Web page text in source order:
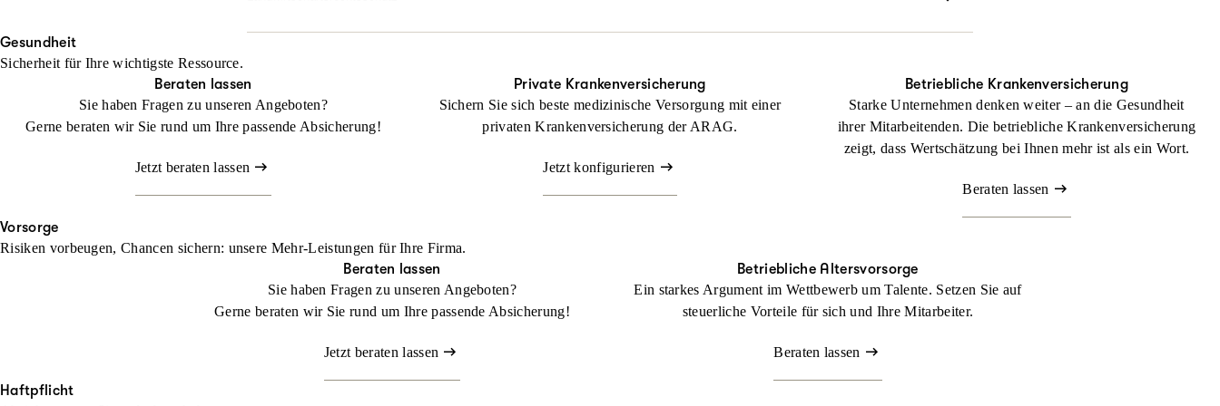
Beraten lassen
Jetzt konfigurieren Beraten lassen
Gesundheit
Sicherheit für Ihre wichtigste Ressource.
Beraten lassen
Sie haben Fragen zu unseren Angeboten?
Gerne beraten wir Sie rund um Ihre passende Absicherung!
Jetzt beraten lassen
Private Krankenversicherung
Sichern Sie sich beste medizinische Versorgung mit einer
privaten Krankenversicherung der ARAG.
Jetzt konfigurieren
Betriebliche Krankenversicherung
Starke Unternehmen denken weiter – an die Gesundheit
ihrer Mitarbeitenden. Die betriebliche Krankenversicherung
zeigt, dass Wertschätzung bei Ihnen mehr ist als ein Wort.
Beraten lassen
Vorsorge
Risiken vorbeugen, Chancen sichern: unsere Mehr-Leistungen für Ihre Firma.
Beraten lassen
Sie haben Fragen zu unseren Angeboten?
Gerne beraten wir Sie rund um Ihre passende Absicherung!
Jetzt beraten lassen
Betriebliche Altersvorsorge
Ein starkes Argument im Wettbewerb um Talente. Setzen Sie auf
steuerliche Vorteile für sich und Ihre Mitarbeiter.
Beraten lassen
Haftpflicht